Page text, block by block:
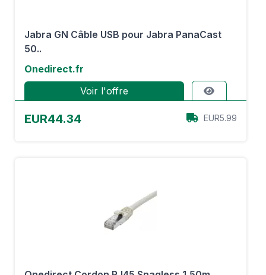
Jabra GN Câble USB pour Jabra PanaCast
50..
Onedirect.fr
Voir l'offre
EUR44.34 EUR5.99